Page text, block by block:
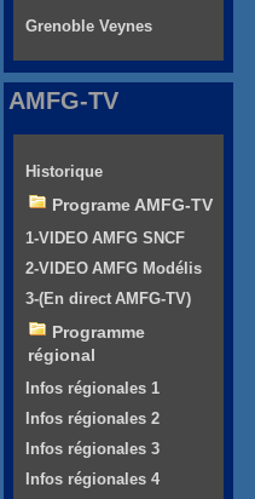
Grenoble Veynes
AMFG-TV
Historique
Programe AMFG-TV
1-VIDEO AMFG SNCF
2-VIDEO AMFG Modélis
3-(En direct AMFG-TV)
Programme
régional
Infos régionales 1
Infos régionales 2
Infos régionales 3
Infos régionales 4